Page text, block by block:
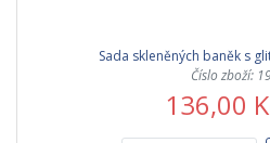
Sada skleněných baněk s
Číslo zboží:
136,00